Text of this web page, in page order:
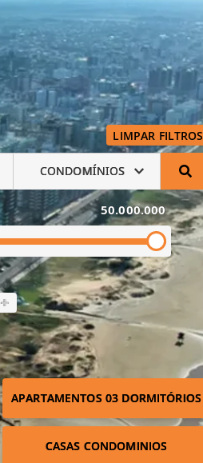
LIMPAR FILTROS
CONDOMÍNIOS
50.000.000
+
APARTAMENTOS 03 DORMITÓRIOS
CASAS CONDOMINIOS